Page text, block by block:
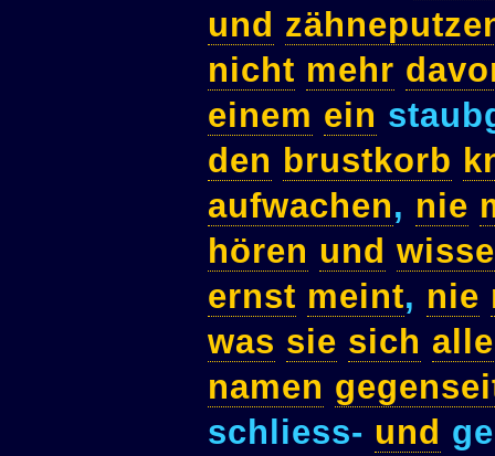
und
nicht mehr
einem ein
den brustkorb
aufwachen, nie
hören und
ernst meint, nie
was sie sich alle
namen
schliess- und